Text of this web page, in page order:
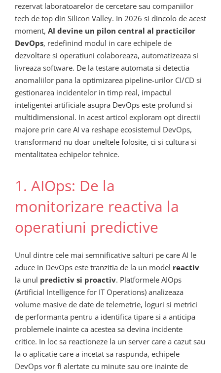
rezervat laboratoarelor de cercetare sau companiilor
tech de top din Silicon Valley. In 2026 si dincolo de acest
moment, AI devine un pilon central al practicilor
DevOps, redefinind modul in care echipele de
dezvoltare si operatiuni colaboreaza, automatizeaza si
livreaza software. De la testare automata si detectia
anomaliilor pana la optimizarea pipeline-urilor CI/CD si
gestionarea incidentelor in timp real, impactul
inteligentei artificiale asupra DevOps este profund si
multidimensional. In acest articol exploram opt directii
majore prin care AI va reshape ecosistemul DevOps,
transformand nu doar uneltele folosite, ci si cultura si
mentalitatea echipelor tehnice.
1. AIOps: De la
monitorizare reactiva la
operatiuni predictive
Unul dintre cele mai semnificative salturi pe care AI le
aduce in DevOps este tranzitia de la un model reactiv
la unul predictiv si proactiv. Platformele AIOps
(Artificial Intelligence for IT Operations) analizeaza
volume masive de date de telemetrie, loguri si metrici
de performanta pentru a identifica tipare si a anticipa
problemele inainte ca acestea sa devina incidente
critice. In loc sa reactioneze la un server care a cazut sau
la o aplicatie care a incetat sa raspunda, echipele
DevOps vor fi alertate cu minute sau ore inainte de